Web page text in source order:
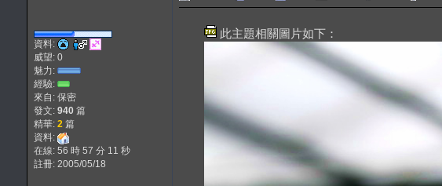
資料:
威望: 0
魅力:
經驗:
來自: 保密
發文: 940 篇
精華: 2 篇
資料:
在線: 56 時 57 分 11 秒
註冊: 2005/05/18
此主題相關圖片如下：